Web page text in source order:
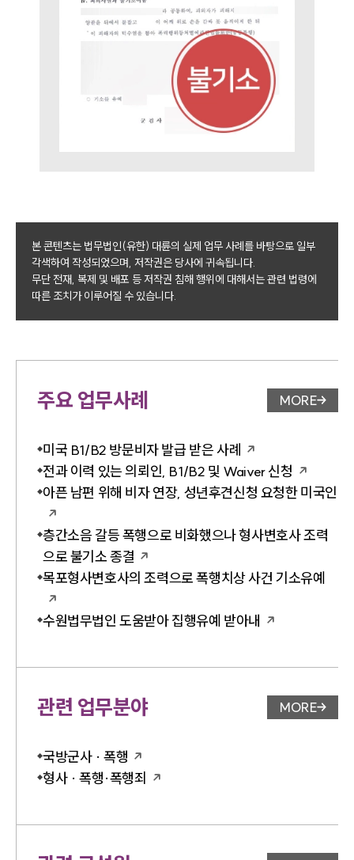
본 콘텐츠는 법무법인(유한) 대륜의 실제 업무 사례를 바탕으로 일부
각색하여 작성되었으며, 저작권은 당사에 귀속됩니다.
무단 전재, 복제 및 배포 등 저작권 침해 행위에 대해서는 관련 법령에
따른 조치가 이루어질 수 있습니다.
주요 업무사례 업무사례
MORE
미국 B1/B2 방문비자 발급 받은 사례
전과 이력 있는 의뢰인, B1/B2 및 Waiver 신청
아픈 남편 위해 비자 연장, 성년후견신청 요청한 미국인
층간소음 갈등 폭행으로 비화했으나 형사변호사 조력
으로 불기소 종결
목포형사변호사의 조력으로 폭행치상 사건 기소유예
수원법무법인 도움받아 집행유예 받아내
관련 업무분야 업무분야
MORE
국방군사 · 폭행
형사 · 폭행·폭행죄